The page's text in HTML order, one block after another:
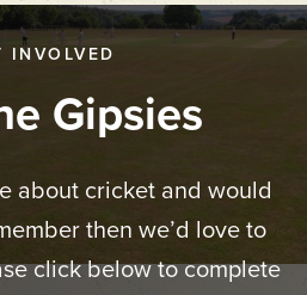
INVOLVED
Gipsies
about cricket and would
then we’d love to
click below to complete